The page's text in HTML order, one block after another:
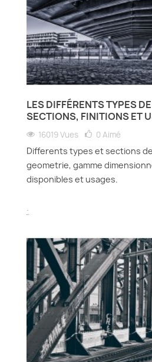
LES DIFFÉRENTS TYPES
SECTIONS, FINITIONS ET
16019 Vues 0 Aimé
Differents types et sections
geometrie, gamme
disponibles et usages.